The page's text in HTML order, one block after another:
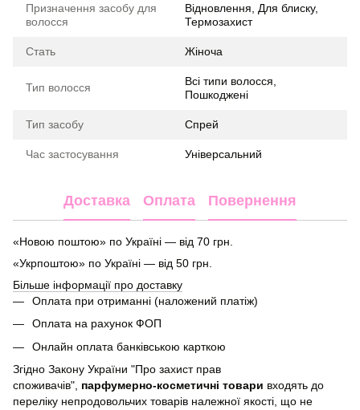
Призначення засобу для
волосся
Відновлення, Для блиску,
Термозахист
Стать Жіноча
Тип волосся
Всі типи волосся,
Пошкоджені
Тип засобу Спрей
Час застосування Універсальний
Доставка Оплата Повернення
«Новою поштою» по Україні — від 70 грн.
«Укрпоштою» по Україні — від 50 грн.
Більше інформації про доставку
Оплата при отриманні (наложений платіж)
Оплата на рахунок ФОП
Онлайн оплата банківською карткою
Згідно Закону України "Про захист прав
споживачів", парфумерно-косметичні товари входять до
переліку непродовольчих товарів належної якості, що не